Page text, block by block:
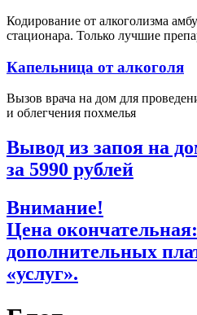
Кодирование от алкоголизма
стационара. Только лучшие
Капельница от алкоголя
Вызов врача на дом для
и облегчения похмелья
Вывод из запоя на
за 5990 рублей
Внимание!
Цена
дополнительных
«услуг».